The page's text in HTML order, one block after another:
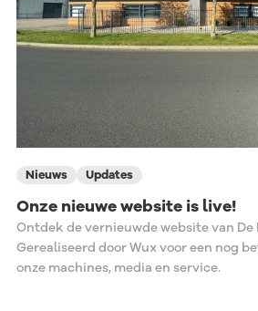
Nieuws Updates
Onze nieuwe website is live!
Ontdek de vernieuwde website van De
Gerealiseerd door Wux voor een nog
onze machines, media en service.